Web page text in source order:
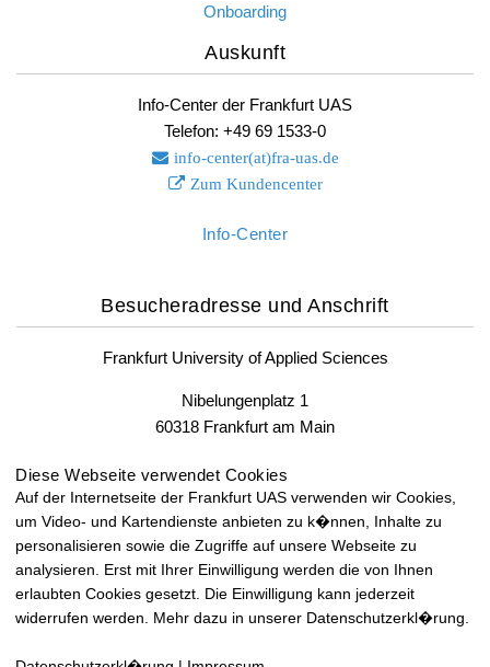
Onboarding
Auskunft
Info-Center der Frankfurt UAS
Telefon: +49 69 1533-0
info-center(at)fra-uas. de
Zum Kundencenter
Info-Center
Besucheradresse und Anschrift
Frankfurt University of Applied Sciences
Nibelungenplatz 1
60318 Frankfurt am Main
Fax: +49 69 1533-2400
Lageplan und Anfahrt
Lageplan und Anfahrt
Diese Webseite verwendet Cookies
Auf der Internetseite der Frankfurt UAS verwenden wir Cookies,
um Video- und Kartendienste anbieten zu k�nnen, Inhalte zu
personalisieren sowie die Zugriffe auf unsere Webseite zu
analysieren. Erst mit Ihrer Einwilligung werden die von Ihnen
erlaubten Cookies gesetzt. Die Einwilligung kann jederzeit
widerrufen werden. Mehr dazu in unserer Datenschutzerkl�rung.